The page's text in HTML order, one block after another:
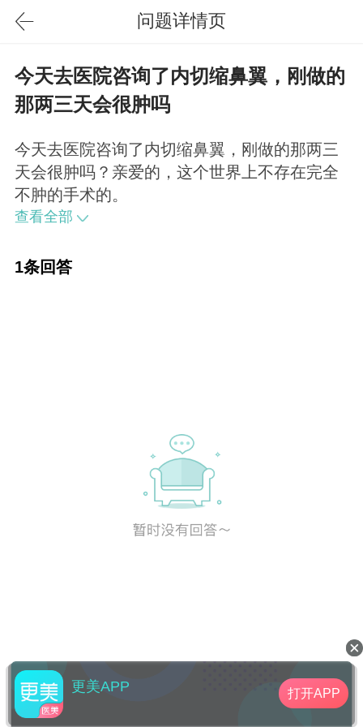
问题详情页
今天去医院咨询了内切缩鼻翼，刚做的
那两三天会很肿吗
今天去医院咨询了内切缩鼻翼，刚做的那两三
天会很肿吗？亲爱的，这个世界上不存在完全
不肿的手术的。
查看全部
1条回答
更美APP 打开APP